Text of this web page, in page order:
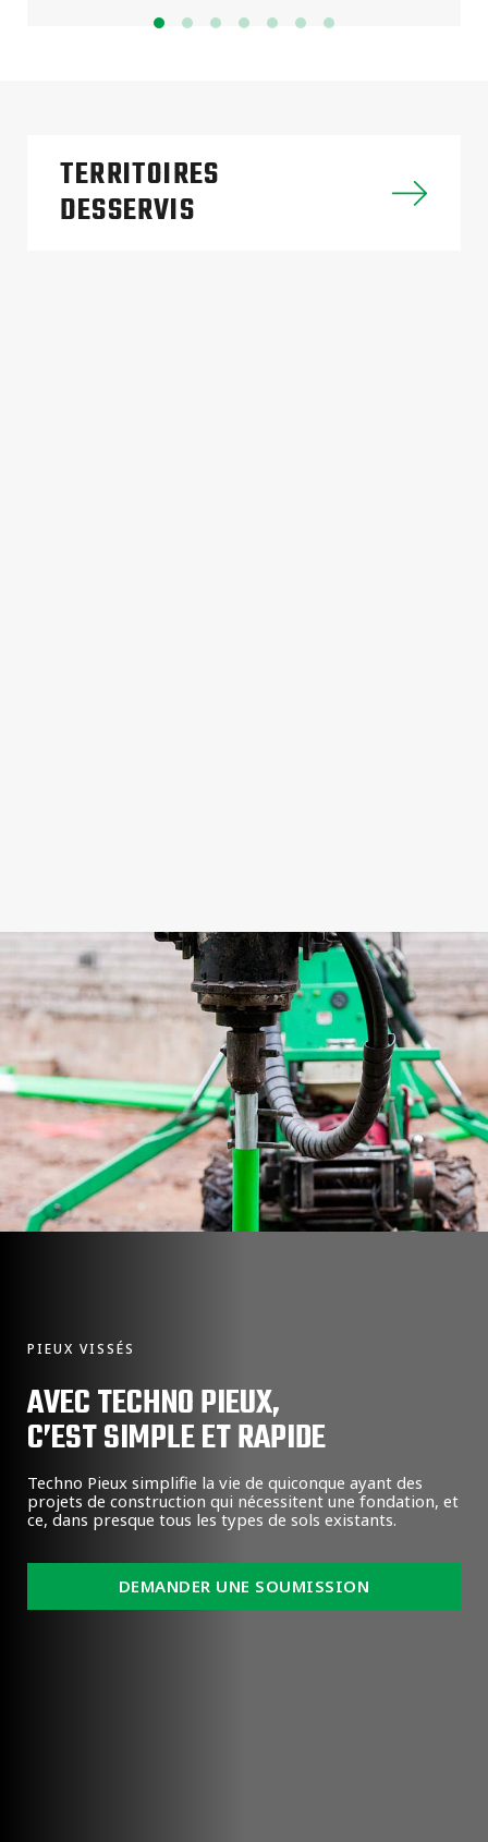
TERRITOIRES
DESSERVIS
PIEUX VISSÉS
AVEC TECHNO PIEUX,
C’EST SIMPLE ET RAPIDE
Techno Pieux simplifie la vie de quiconque ayant des
projets de construction qui nécessitent une fondation, et
ce, dans presque tous les types de sols existants.
DEMANDER UNE SOUMISSION